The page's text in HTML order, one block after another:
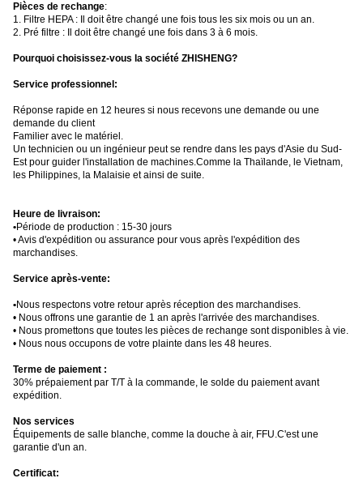
Pièces de rechange:
1. Filtre HEPA : Il doit être changé une fois tous les six mois ou un an.
2. Pré filtre : Il doit être changé une fois dans 3 à 6 mois.
Pourquoi choisissez-vous la société ZHISHENG?
Service professionnel:
Réponse rapide en 12 heures si nous recevons une demande ou une
demande du client
Familier avec le matériel.
Un technicien ou un ingénieur peut se rendre dans les pays d'Asie du Sud-
Est pour guider l'installation de machines.Comme la Thaïlande, le Vietnam,
les Philippines, la Malaisie et ainsi de suite.
Heure de livraison:
•Période de production : 15-30 jours
• Avis d'expédition ou assurance pour vous après l'expédition des
marchandises.
Service après-vente:
•Nous respectons votre retour après réception des marchandises.
• Nous offrons une garantie de 1 an après l'arrivée des marchandises.
• Nous promettons que toutes les pièces de rechange sont disponibles à vie.
• Nous nous occupons de votre plainte dans les 48 heures.
Terme de paiement :
30% prépaiement par T/T à la commande, le solde du paiement avant
expédition.
Nos services
Équipements de salle blanche, comme la douche à air, FFU.C'est une
garantie d'un an.
Certificat: